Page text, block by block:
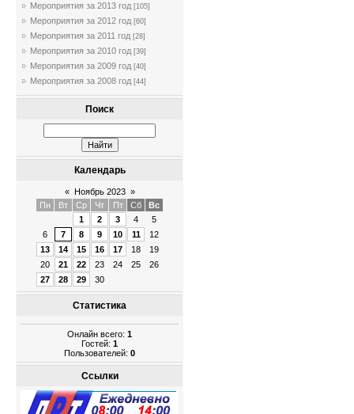
Мероприятия за 2013 год [105]
Мероприятия за 2012 год [60]
Мероприятия за 2011 год [28]
Мероприятия за 2010 год [39]
Мероприятия за 2009 год [40]
Мероприятия за 2008 год [44]
Поиск
Календарь
« Ноябрь 2023 »
Пн
Вт Ср Чт Пт Сб
Вс
1
2 3 4
5
6
7 8 9 10 11
12
13
14 15 16 17 18
19
20
21 22 23 24 25
26
27
28 29 30
Статистика
Онлайн всего: 1
Гостей: 1
Пользователей: 0
Ссылки